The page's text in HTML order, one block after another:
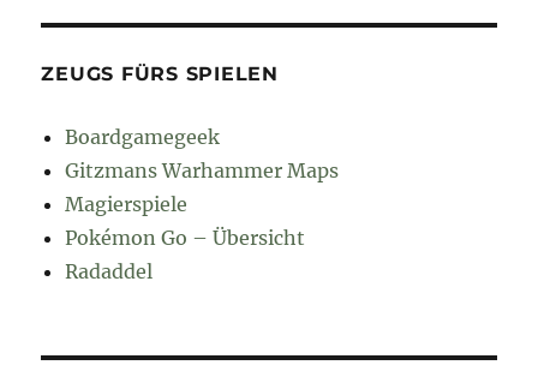
ZEUGS FÜRS SPIELEN
Boardgamegeek
Gitzmans Warhammer Maps
Magierspiele
Pokémon Go – Übersicht
Radaddel